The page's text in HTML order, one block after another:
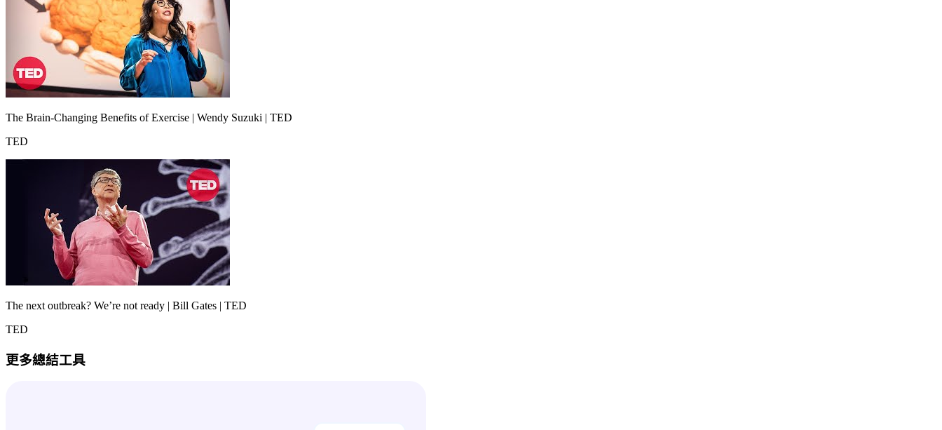
The Brain-Changing Benefits of Exercise | Wendy Suzuki | TED
TED
The next outbreak? We’re not ready | Bill Gates | TED
TED
更多總結工具